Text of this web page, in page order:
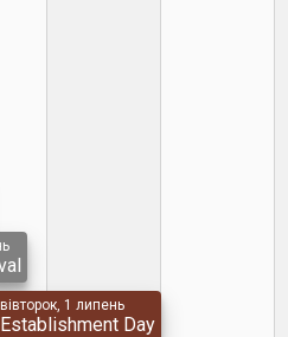
вівторок, 1 липень
Establishment Day